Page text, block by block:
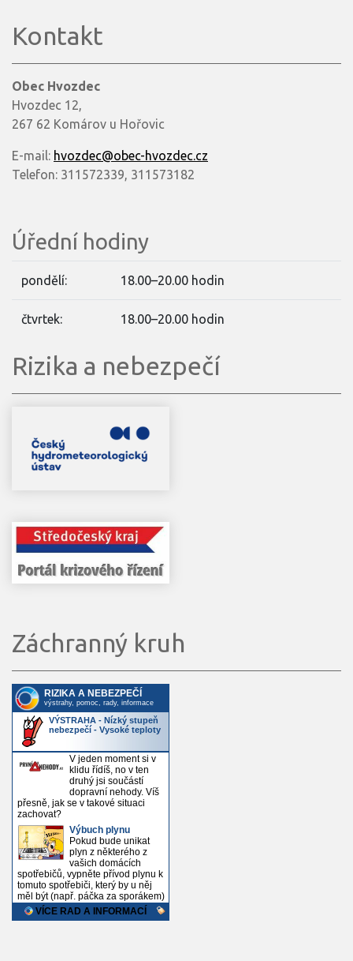
Kontakt
Obec Hvozdec
Hvozdec 12,
267 62 Komárov u Hořovic
E-mail: hvozdec@obec-hvozdec.cz
Telefon: 311572339, 311573182
Úřední hodiny
pondělí: 18.00–20.00 hodin
čtvrtek: 18.00–20.00 hodin
Rizika a nebezpečí
Záchranný kruh